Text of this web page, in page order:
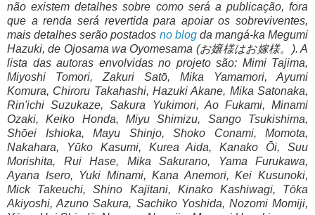
não existem detalhes sobre como será a publicação, fora
que a renda será revertida para apoiar os sobreviventes,
mais detalhes serão postados no blogda mangá-ka Megumi
Hazuki, de Ojosama wa Oyomesama (お嬢様はお嫁様。). A
lista das autoras envolvidas no projeto são: Mimi Tajima,
Miyoshi Tomori, Zakuri Satō, Mika Yamamori, Ayumi
Komura, Chiroru Takahashi, Hazuki Akane, Mika Satonaka,
Rin'ichi Suzukaze, Sakura Yukimori, Ao Fukami, Minami
Ozaki, Keiko Honda, Miyu Shimizu, Sango Tsukishima,
Shōei Ishioka, Mayu Shinjo, Shoko Conami, Momota,
Nakahara, Yūko Kasumi, Kurea Aida, Kanako Ōi, Suu
Morishita, Rui Hase, Mika Sakurano, Yama Furukawa,
Ayana Isero, Yuki Minami, Kana Anemori, Kei Kusunoki,
Mick Takeuchi, Shino Kajitani, Kinako Kashiwagi, Tōka
Akiyoshi, Azuno Sakura, Sachiko Yoshida, Nozomi Momiji,